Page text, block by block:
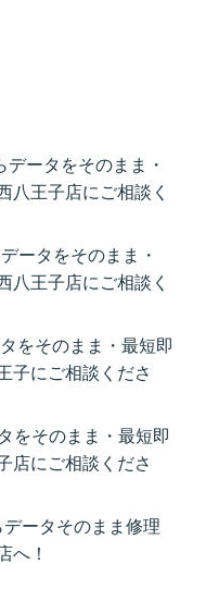
ータをそのまま・
八王子店にご相談く
ータをそのまま・
八王子店にご相談く
をそのまま・最短即
子にご相談くださ
をそのまま・最短即
店にご相談くださ
ータそのまま修理
へ！